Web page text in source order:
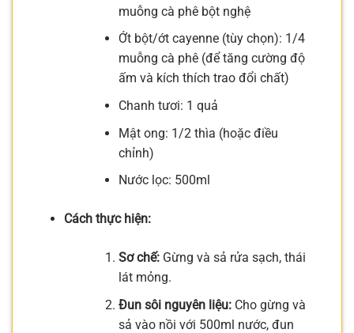
muỗng cà phê bột nghệ
Ớt bột/ớt cayenne (tùy chọn): 1/4
muỗng cà phê (để tăng cường độ
ấm và kích thích trao đổi chất)
Chanh tươi: 1 quả
Mật ong: 1/2 thìa (hoặc điều
chỉnh)
Nước lọc: 500ml
Cách thực hiện:
Sơ chế:Gừng và sả rửa sạch, thái
lát mỏng.
Đun sôi nguyên liệu:Cho gừng và
sả vào nồi với 500ml nước, đun